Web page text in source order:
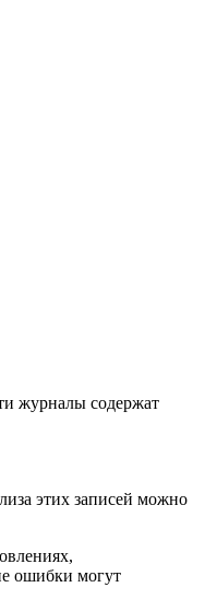
журналы содержат
этих записей можно
ошибки могут